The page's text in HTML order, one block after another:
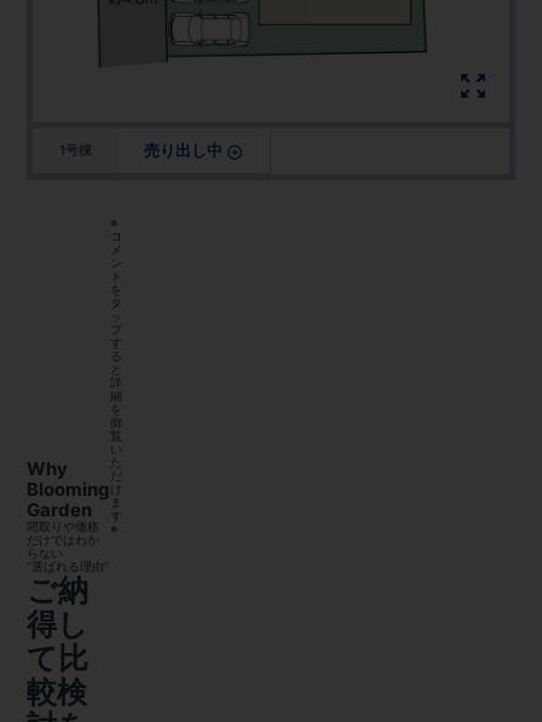
1号棟 売り出し中
Why
Blooming
Garden
間取りや価格
だけではわか
らない
“選ばれる理由”
ご納
得し
て比
較検
※
コ
メ
ン
ト
を
タ
ッ
プ
す
る
と
詳
細
を
御
覧
い
た
だ
け
ま
す
※